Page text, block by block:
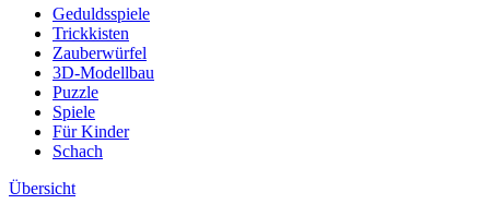
Geduldsspiele
Trickkisten
Zauberwürfel
3D-Modellbau
Puzzle
Spiele
Für Kinder
Schach
Übersicht